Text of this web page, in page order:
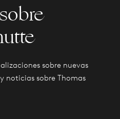
sobre nuevas
noticias sobre Thomas